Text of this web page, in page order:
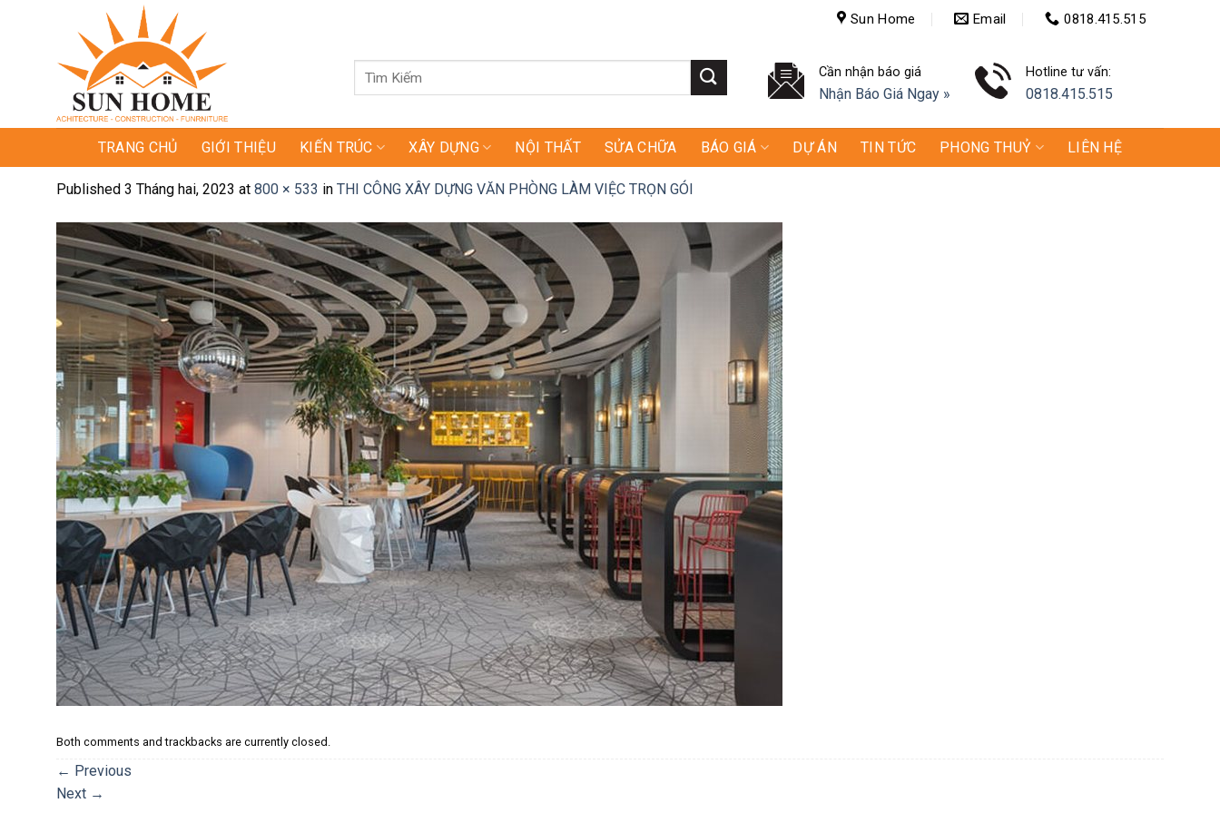
Sun Home Email 0818.415.515
Tìm
Cần nhận báo giá
Nhận Báo Giá Ngay »
Hotline tư vấn:
0818.415.515
TRANG CHỦ GIỚI THIỆU KIẾN TRÚC XÂY DỰNG NỘI THẤT SỬA CHỮA BÁO GIÁ DỰ ÁN TIN TỨC PHONG THUỶ LIÊN HỆ
Published 3 Tháng hai, 2023 at 800 × 533 in THI CÔNG XÂY DỰNG VĂN PHÒNG LÀM VIỆC TRỌN GÓI
Both comments and trackbacks are currently closed.
← Previous
Next →